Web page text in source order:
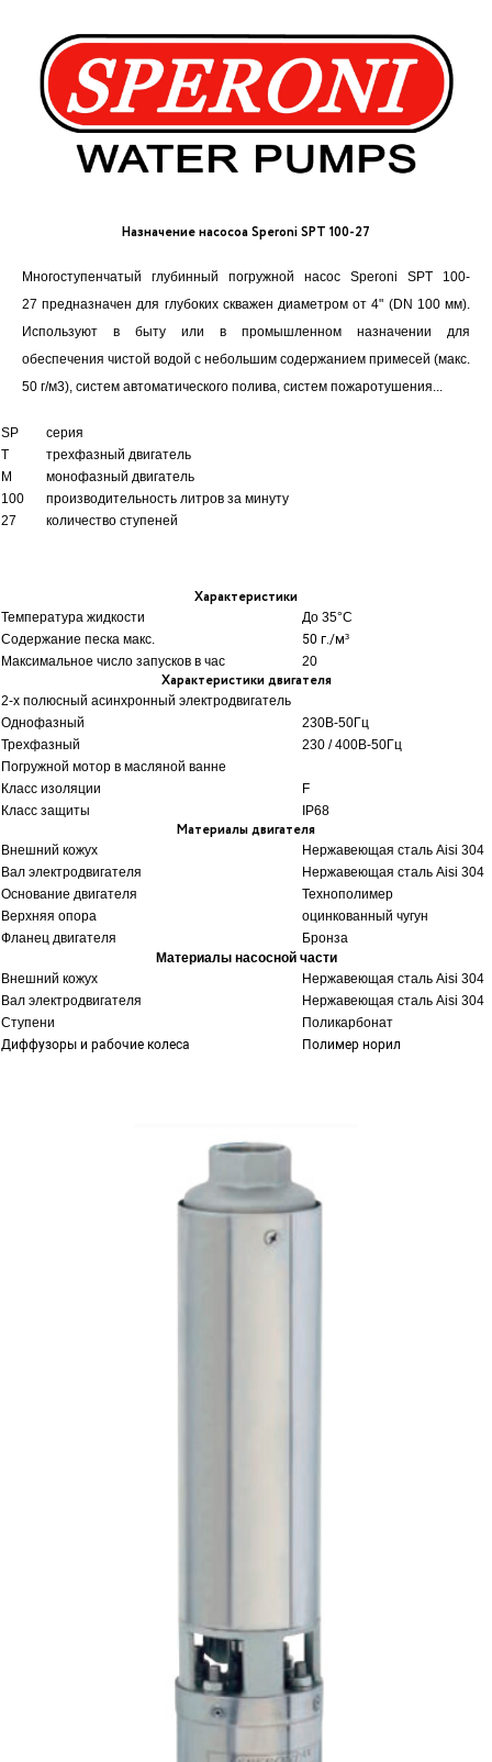
Назначение насосоа Speroni SPT 100-27
Многоступенчатый глубинный погружной насос Speroni SPT 100-
27 предназначен для глубоких скважен диаметром от 4" (DN 100 мм).
Используют в быту или в промышленном назначении для
обеспечения чистой водой с небольшим содержанием примесей (макс.
50 г/м3), систем автоматического полива, систем пожаротушения...
SP
серия
T
трехфазный двигатель
M
монофазный двигатель
100
производительность литров за минуту
27
количество ступеней
Характеристики
Температура жидкости До 35°C
Содержание песка макс.
50 г./м³
Максимальное число запусков в час
20
Характеристики двигателя
2-х полюсный асинхронный электродвигатель
Однофазный
230В-50Гц
Трехфазный
230 / 400В-50Гц
Погружной мотор в масляной ванне
Класс изоляции
F
Класс защиты
IP68
Материалы двигателя
Внешний кожух
Нержавеющая сталь Aisi 304
Вал электродвигателя
Нержавеющая сталь Aisi 304
Основание двигателя
Технополимер
Верхняя опора
оцинкованный чугун
Фланец двигателя
Бронза
Материалы насосной части
Внешний кожух
Нержавеющая сталь Aisi 304
Вал электродвигателя
Нержавеющая сталь Aisi 304
Ступени
Поликарбонат
Диффузоры и рабочие колеса
Полимер норил